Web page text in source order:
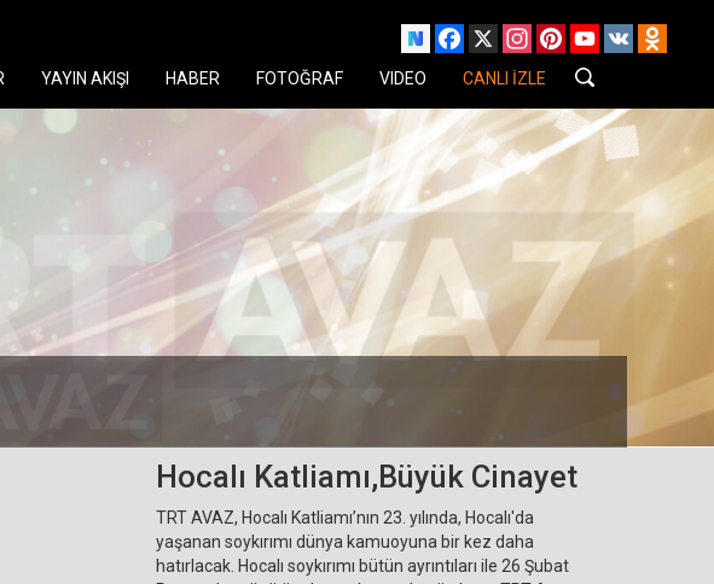
Facebook
X Instagram
PinterestYouTube
VK
YAYIN AKIŞI HABER FOTOĞRAF VIDEO CANLI İZLE
Hocalı Katliamı,Büyük Cinayet
TRT AVAZ, Hocalı Katliamı’nın 23. yılında, Hocalı'da
yaşanan soykırımı dünya kamuoyuna bir kez daha
hatırlacak. Hocalı soykırımı bütün ayrıntıları ile 26 Şubat